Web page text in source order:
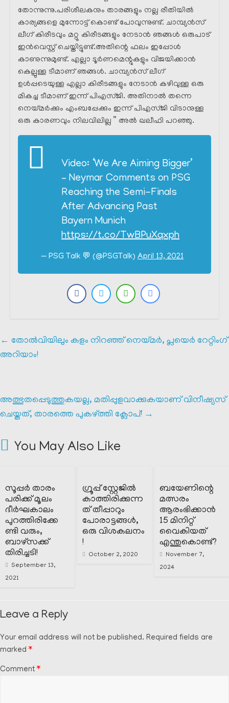
തോന്നുന്നു.പരിശീലകനും താരങ്ങളും നല്ല രീതിയിൽ
കാര്യങ്ങളെ മുന്നോട്ട് കൊണ്ട് പോവുന്നുണ്ട്. ചാമ്പ്യൻസ്
ലീഗ് കിരീടവും മറ്റു കിരീടങ്ങളും നേടാൻ ഞങ്ങൾ ഒരുപാട്
ഇൻവെസ്റ്റ്‌ ചെയ്തിട്ടുണ്ട്.അതിന്റെ ഫലം ഇപ്പോൾ
കാണുന്നുമുണ്ട്. എല്ലാ ടൂർണമെന്റുകളും വിജയിക്കാൻ
കെല്പുള്ള ടീമാണ് ഞങ്ങൾ. ചാമ്പ്യൻസ് ലീഗ്
ഉൾപ്പടെയുള്ള എല്ലാ കിരീടങ്ങളും നേടാൻ കഴിവുള്ള ഒരു
മികച്ച ടീമാണ് ഇന്ന് പിഎസ്ജി. അതിനാൽ തന്നെ
നെയ്മർക്കും എംബപ്പേക്കും ഇന്ന് പിഎസ്ജി വിടാനുള്ള
ഒരു കാരണവും നിലവിലില്ല ” അൽ ഖലീഫി പറഞ്ഞു.
Video: ‘We Are Aiming Bigger’
– Neymar Comments on PSG
Reaching the Semi-Finals
After Advancing Past
Bayern Munich
https://t.co/TwBPuXqxph
— PSG Talk 💬 (@PSGTalk) April 13, 2021
← തോൽവിയിലും കളം നിറഞ്ഞ് നെയ്മർ, പ്ലയെർ റേറ്റിംഗ്
അറിയാം!
അത്ഭുതപ്പെടുത്തുകയല്ല, മതിപ്പുളവാക്കുകയാണ് വിനീഷ്യസ്
ചെയ്തത്, താരത്തെ പുകഴ്ത്തി ക്ലോപ്! →
You May Also Like
സൂപ്പർ താരം
പരിക്ക് മൂലം
ദീർഘകാലം
പുറത്തിരിക്കേ
ണ്ടി വരും,
ബാഴ്‌സക്ക്‌
തിരിച്ചടി!
September 13,
2021
ഗ്രൂപ്പ്‌ സ്റ്റേജിൽ
കാത്തിരിക്കുന്ന
ത് തീപ്പാറും
പോരാട്ടങ്ങൾ,
ഒരു വിശകലനം
!
October 2, 2020
ബയേണിന്റെ
മത്സരം
ആരംഭിക്കാൻ
15 മിനിറ്റ്
വൈകിയത്
എന്തുകൊണ്ട്?
November 7,
2024
Leave a Reply
Your email address will not be published. Required fields are
marked *
Comment *